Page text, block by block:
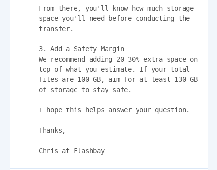
From there, you'll know how much storage
space you'll need before conducting the
transfer.
3. Add a Safety Margin
We recommend adding 20–30% extra space on
top of what you estimate. If your total
files are 100 GB, aim for at least 130 GB
of storage to stay safe.
I hope this helps answer your question.
Thanks,
Chris at Flashbay